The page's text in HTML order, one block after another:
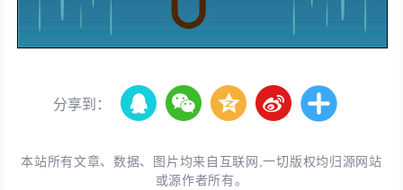
分享到：
本站所有文章、数据、图片均来自互联网,一切版权均归源网站
或源作者所有。